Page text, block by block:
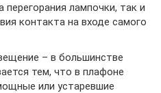
перегорания лампочки, так и
контакта на входе самого
– в большинстве
тем, что в плафоне
или устаревшие